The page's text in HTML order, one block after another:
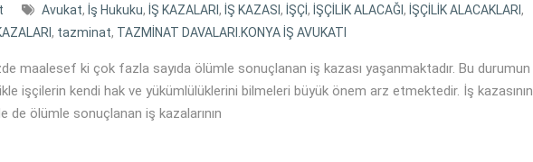
Avukat, İş Hukuku, İŞ KAZALARI , İŞ KAZASI , İŞÇİ, İŞÇİLİK ALACAĞI , İŞÇİLİK ALACAKLARI ,
, tazminat, TAZMİNAT DAVALARI.KONYA İŞ AVUKATI
maalesef ki çok fazla sayıda ölümle sonuçlanan iş kazası yaşanmaktadır. Bu durumun
işçilerin kendi hak ve yükümlülüklerini bilmeleri büyük önem arz etmektedir. İş kazasının
de ölümle sonuçlanan iş kazalarının